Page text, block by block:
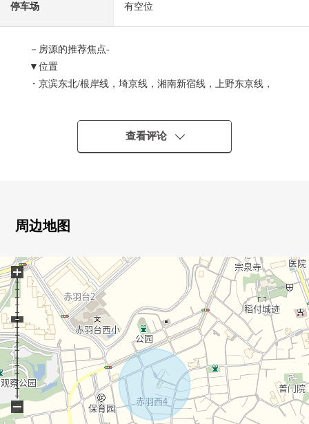
停车场 有空位
－房源的推荐焦点-
▼位置
・京滨东北/根岸线，埼京线，湘南新宿线，上野东京线，
・都营三田线"本莲沼"车站步行15分钟
・可以几个2车站路线使用的位置
・阳光在朝南的阳台良好
・前面道路：公路幅员约8.0m有开放对象。
▼房间的特徴
・也作为爱好以及工作的工作区，孩子的学习室除了收纳
以外可以灵活使用1楼，3楼的非居室。
・2楼(约5.2张塌塌米)，3楼(约6.0张塌塌米)的各西式房间
面向阳台，在亮的房间可以度过。
・非常漂亮地使用室内。
・张贴所有房间地板
・在各居室，非居室有壁橱
查看评论
周边地图
+
−